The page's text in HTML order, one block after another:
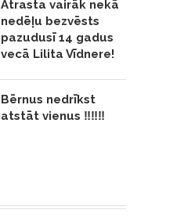
Atrasta vairāk nekā
nedēļu bezvēsts
pazudusī 14 gadus
vecā Lilita Vīdnere!
Bērnus nedrīkst
atstāt vienus ‼️‼️‼️